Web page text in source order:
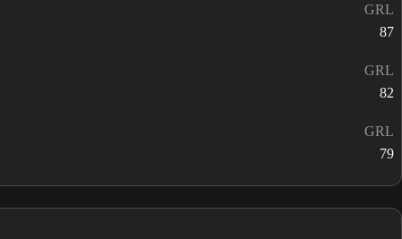
GRL
87
GRL
82
GRL
79